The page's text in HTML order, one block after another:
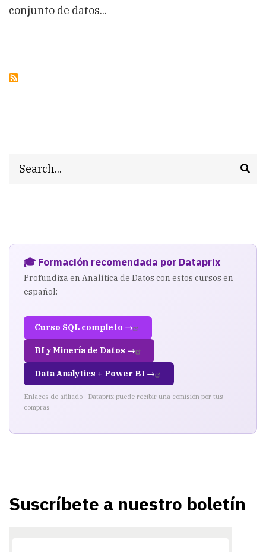
conjunto de datos...
🎓 Formación recomendada por Dataprix
Profundiza en Analítica de Datos con estos cursos en
español:
Curso SQL completo →
BI y Minería de Datos →
Data Analytics + Power BI →
Enlaces de afiliado · Dataprix puede recibir una comisión por tus
compras
Suscríbete a nuestro boletín